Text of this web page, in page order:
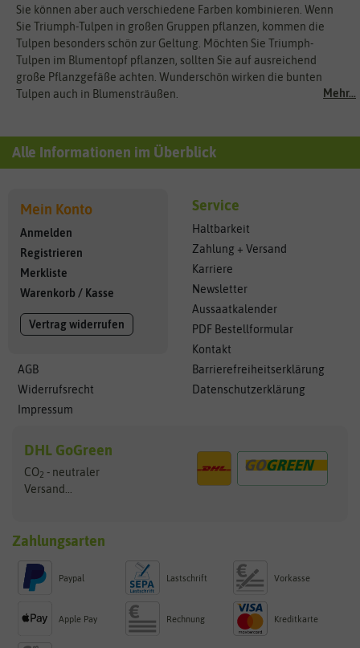
Mehr...
Sie können aber auch verschiedene Farben kombinieren. Wenn
Sie Triumph-Tulpen in großen Gruppen pflanzen, kommen die
Tulpen besonders schön zur Geltung. Möchten Sie Triumph-
Tulpen im Blumentopf pflanzen, sollten Sie auf ausreichend
große Pflanzgefäße achten. Wunderschön wirken die bunten
Tulpen auch in Blumensträußen.
Alle Informationen im Überblick
Mein Konto
Anmelden
Registrieren
Merkliste
Warenkorb / Kasse
Vertrag widerrufen
AGB
Widerrufsrecht
Impressum
Service
Haltbarkeit
Zahlung + Versand
Karriere
Newsletter
Aussaatkalender
PDF Bestellformular
Kontakt
Barrierefreiheitserklärung
Datenschutzerklärung
DHL GoGreen
CO2 - neutraler
Versand...
Zahlungsarten
Paypal Lastschrift Vorkasse
Apple Pay Rechnung Kreditkarte